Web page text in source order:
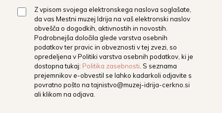
Z vpisom svojega elektronskega naslova soglašate,
da vas Mestni muzej Idrija na vaš elektronski naslov
obvešča o dogodkih, aktivnostih in novostih.
Podrobnejša določila glede varstva osebnih
podatkov ter pravic in obveznosti v tej zvezi, so
opredeljena v Politiki varstva osebnih podatkov, ki je
dostopna tukaj: Politika zasebnosti . S seznama
prejemnikov e-obvestil se lahko kadarkoli odjavite s
povratno pošto natajnistvo@muzej-idrija-cerkno.si
ali klikom na odjava.